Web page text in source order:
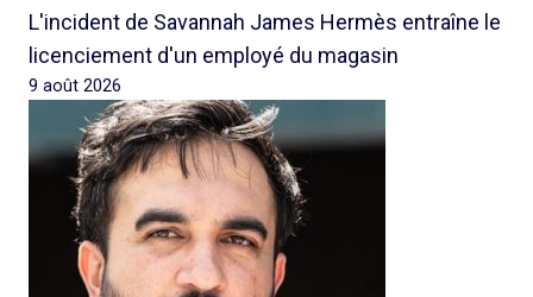
L'incident de Savannah James Hermès entraîne le
licenciement d'un employé du magasin
9 août 2026